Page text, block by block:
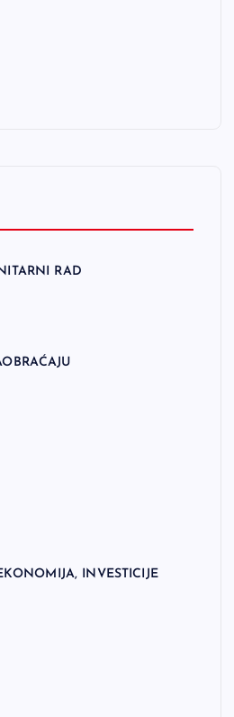
RAD
INVESTICIJE